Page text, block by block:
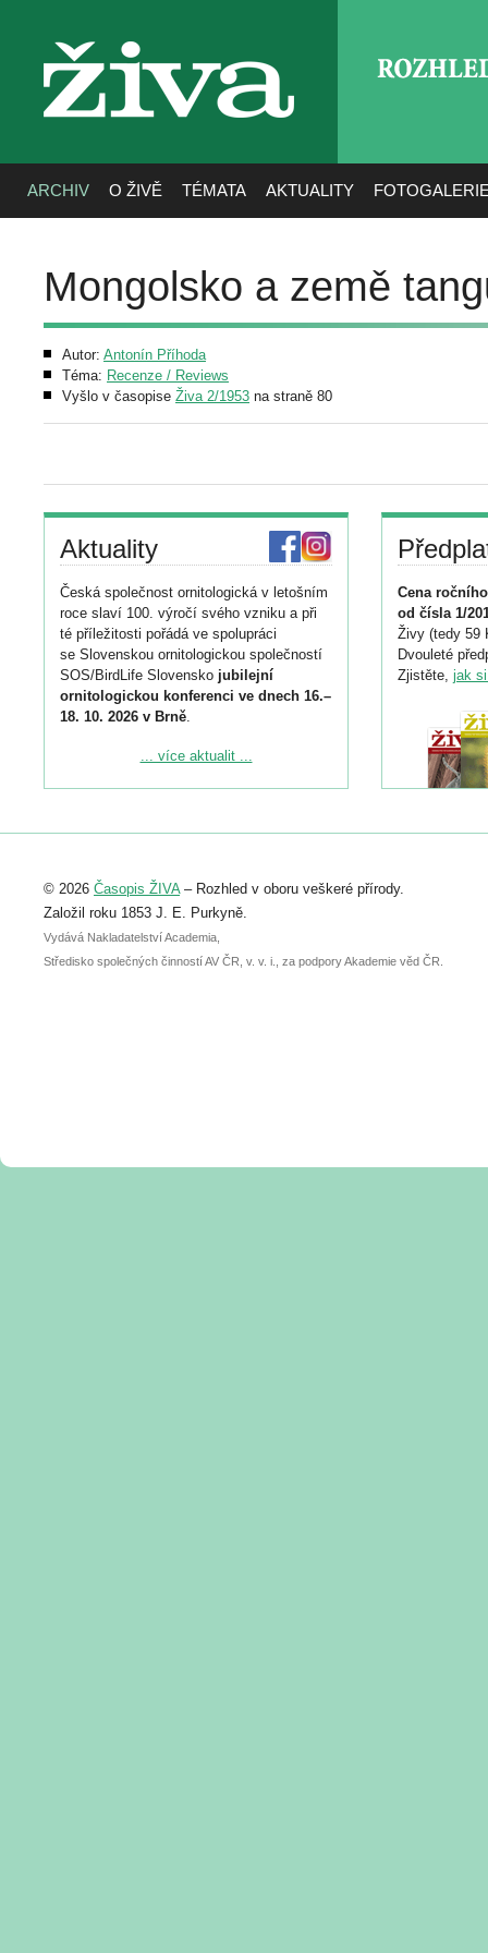
živa
ARCHIV O ŽIVĚ TÉMATA AKTUALITY
Mongolsko a země
Autor: Antonín Příhoda
Téma: Recenze / Reviews
Vyšlo v časopise Živa 2/1953 na straně 80
Aktuality
Česká společnost ornitologická v letošním
roce slaví 100. výročí svého vzniku a při
té příležitosti pořádá ve spolupráci
se Slovenskou ornitologickou společností
SOS/BirdLife Slovensko jubilejní
ornitologickou konferenci ve dnech 16.–
18. 10. 2026 v Brně.
Podrobnější informace ke konferenci
Registrovat se můžete do 6. září.
abstraktu přihlášené přednášky nebo
posteru je už 30. června.
... více aktualit ...
Cena
od čísla 1/
Živy (tedy 59
Dvouleté
Zjistěte, jak
© 2026 Časopis ŽIVA– Rozhled v oboru veškeré přírody.
Založil roku 1853 J. E. Purkyně.
Vydává Nakladatelství Academia,
Středisko společných činností AV ČR, v. v. i., za podpory Akademie věd ČR.